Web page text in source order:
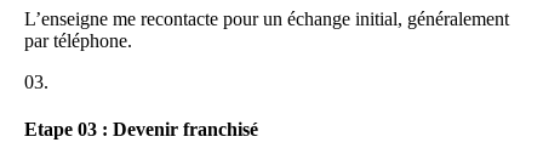
Ouvrir une société spécialisée dans le contrôle technique des
véhicules nécessite l’allocation d’un investissement conséquent. Il
faut en effet prévoir un emplacement spacieux, se doter de matériels
et d’équipements, mais aussi fidéliser la clientèle. Trouvez la
REJOINDRE LE RESEAU DE FRANCHISES DEKRA
L’enseigne me recontacte pour un échange initial, généralement
par téléphone.
03.
Etape 03 : Devenir franchisé